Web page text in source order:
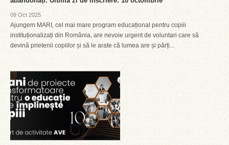
09 Oct 2025
Ajungem MARI, cel mai mare program educațional pentru copiii
instituționalizați din România, are nevoie urgent de voluntari care să
devină prietenii copiilor și să le arate că lumea are și părți...